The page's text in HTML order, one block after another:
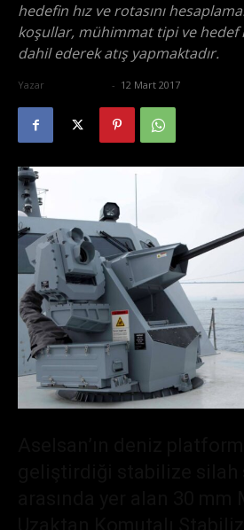
hedefin hız ve rotasını
koşullar, mühimmat tipi ve hedef
dahil ederek atış yapmaktadır.
Yazar - 12 Mart 2017